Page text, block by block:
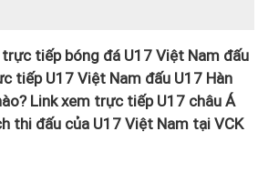
tiếp bóng đá U17 Việt Nam đấu
tiếp U17 Việt Nam đấu U17 Hàn
Link xem trực tiếp U17 châu Á
thi đấu của U17 Việt Nam tại VCK